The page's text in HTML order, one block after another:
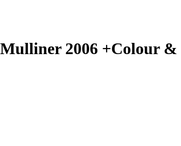
2006 +Colour